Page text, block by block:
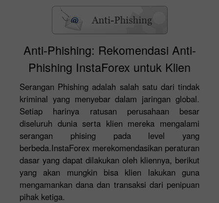
Anti-Phishing: Rekomendasi Anti-
Phishing InstaForex untuk Klien
Serangan Phishing adalah salah satu dari tindak
kriminal yang menyebar dalam jaringan global.
Setiap harinya ratusan perusahaan besar
diseluruh dunia serta klien mereka mengalami
serangan phising pada level yang
berbeda.InstaForex merekomendasikan peraturan
dasar yang dapat dilakukan oleh kliennya, berikut
yang akan mungkin bisa klien lakukan guna
mengamankan dana dan transaksi dari penipuan
pihak ketiga.